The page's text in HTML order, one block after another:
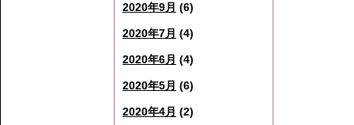
2020年9月 (6)
2020年7月 (4)
2020年6月 (4)
2020年5月 (6)
2020年4月 (2)